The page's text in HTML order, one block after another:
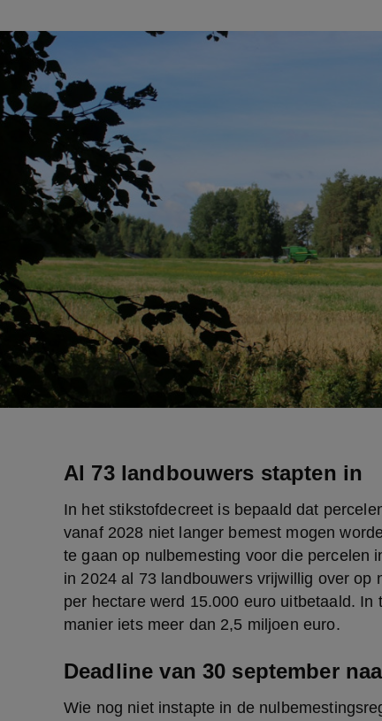
Al 73 landbouwers stapten in
In het stikstofdecreet is bepaald dat
vanaf 2028 niet langer bemest mogen
te gaan op nulbemesting voor die percelen
in 2024 al 73 landbouwers vrijwillig over
per hectare werd 15.000 euro uitbetaald.
manier iets meer dan 2,5 miljoen euro.
Deadline van 30 september
Wie nog niet instapte in de